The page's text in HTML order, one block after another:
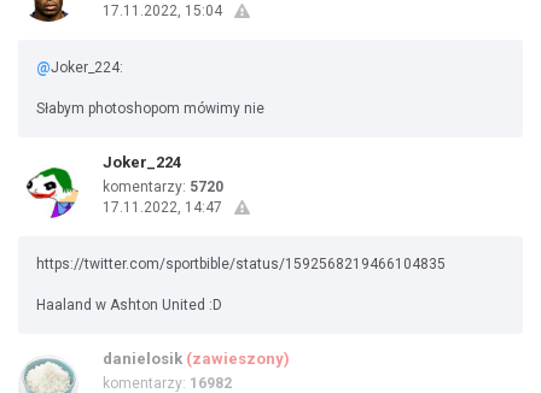
17.11.2022, 15:04
@Joker_224:
Słabym photoshopom mówimy nie
Joker_224
komentarzy: 5720
17.11.2022, 14:47
https://twitter.com/sportbible/status/1592568219466104835
Haaland w Ashton United :D
danielosik (zawieszony)
komentarzy: 16982